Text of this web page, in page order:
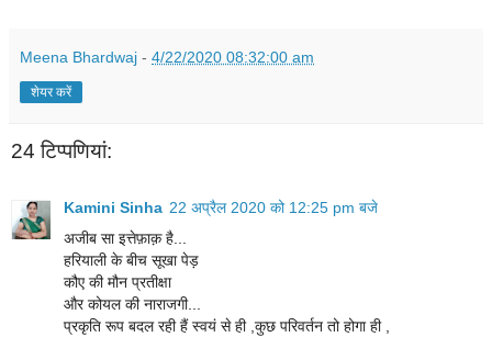
Meena Bhardwaj - 4/22/2020 08:32:00 am
शेयर करें
24 टिप्‍पणियां:
Kamini Sinha 22 अप्रैल 2020 को 12:25 pm बजे
अजीब सा इत्तेफ़ाक़ है...
हरियाली के बीच सूखा पेड़
कौए की मौन प्रतीक्षा
और कोयल की नाराजगी...
प्रकृति रूप बदल रही हैं स्वयं से ही ,कुछ परिवर्तन तो होगा ही ,